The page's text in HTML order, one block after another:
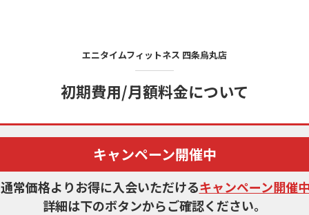
エニタイムフィットネス 四条烏丸店
初期費用/月額料金について
キャンペーン開催中
常価格よりお得に入会いただけるキャンペーン開催中
詳細は下のボタンからご確認ください。